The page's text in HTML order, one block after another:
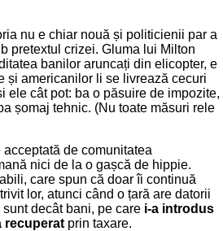
nu e chiar nouă și politicienii par a
pretextul crizei. Gluma lui Milton
banilor aruncați din elicopter, e
și americanilor li se livrează cecuri
ele cât pot: ba o păsuire de impozite,
șomaj tehnic. (Nu toate măsuri rele
de comunitatea
nici de la o gașcă de hippie.
care spun că doar îi continuă
lor, atunci când o țară are datorii
decât bani, pe care i-a introdus
recuperat prin taxare.